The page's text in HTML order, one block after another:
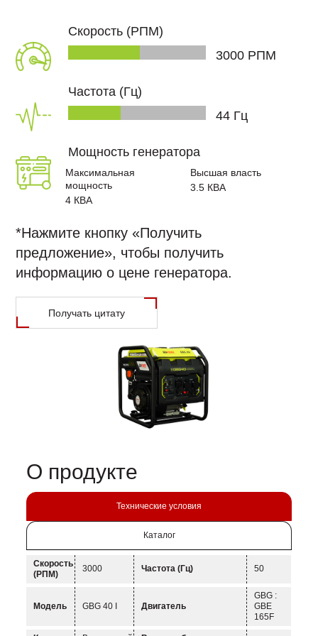
Новости
Технические документы
Сертификаты
качества
Технические
документы
Генераторы
переменного
тока
обработки
данных
Телекоммуникационные
решения
Когенерация
и
тридженерация
для
сейсмических
генераторов
Дистанционный
управление
облако
Расчет
мощности
Контактs
ПОСЛЕПРОДАЖНОЕ
ОБСЛУЖИВАНИЕ
TR
EN
FR
РУС
Скорость (РПМ)
3000РПМ
Частота (Гц)
46Гц
Мощность генератора
Максимальная
мощность
4КВА
Высшая власть
3.5 КВА
*Нажмите кнопку «Получить
предложение», чтобы получить
информацию о цене генератора.
Получать цитату
О продукте
Технические условия
Каталог
Скорость
(РПМ)
3000 Частота (Гц) 50
Модель GBG 40 I Двигатель
GBG :
GBE
165F